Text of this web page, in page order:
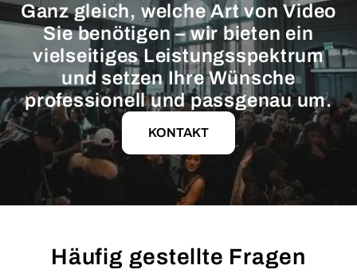
Ganz gleich, welche Art von Video
Sie benötigen – wir bieten ein
vielseitiges Leistungsspektrum
und setzen Ihre Wünsche
professionell und passgenau um.
KONTAKT
Häufig gestellte Fragen